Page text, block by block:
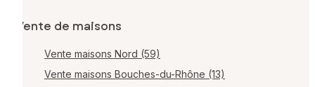
Vente de maisons
Vente maisons Nord (59)
Vente maisons Bouches-du-Rhône (13)